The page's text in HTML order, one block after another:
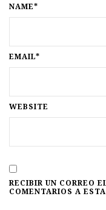
NAME*
EMAIL*
WEBSITE
RECIBIR UN CORREO
COMENTARIOS A